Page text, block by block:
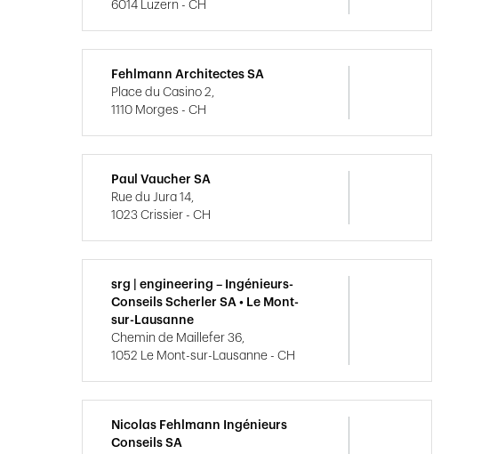
6014 Luzern - CH
Fehlmann Architectes SA
Place du Casino 2,
1110 Morges - CH
Paul Vaucher SA
Rue du Jura 14,
1023 Crissier - CH
srg | engineering – Ingénieurs-
Conseils Scherler SA • Le Mont-
sur-Lausanne
Chemin de Maillefer 36,
1052 Le Mont-sur-Lausanne - CH
Nicolas Fehlmann Ingénieurs
Conseils SA